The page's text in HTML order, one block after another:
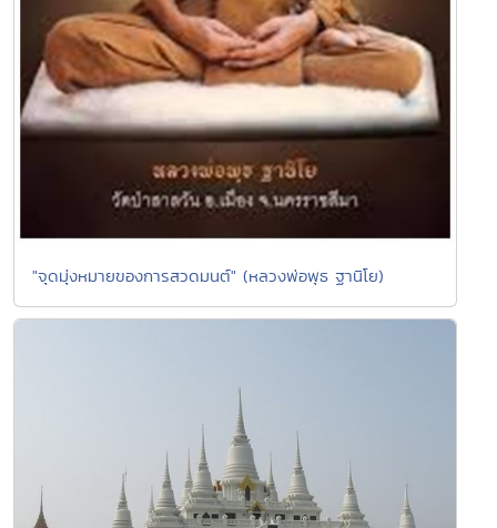
"จุดมุ่งหมายของการสวดมนต์" (หลวงพ่อพุธ ฐานิโย)